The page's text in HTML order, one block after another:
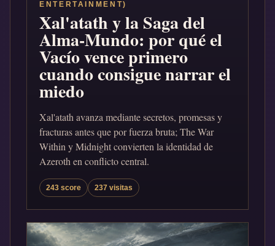
ENTERTAINMENT)
Xal'atath y la Saga del
Alma-Mundo: por qué el
Vacío vence primero
cuando consigue narrar el
miedo
Xal'atath avanza mediante secretos, promesas y
fracturas antes que por fuerza bruta; The War
Within y Midnight convierten la identidad de
Azeroth en conflicto central.
243 score 237 visitas